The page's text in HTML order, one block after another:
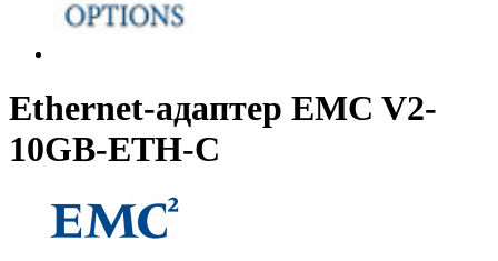
Ethernet-адаптер EMC V2-
10GB-ETH-C